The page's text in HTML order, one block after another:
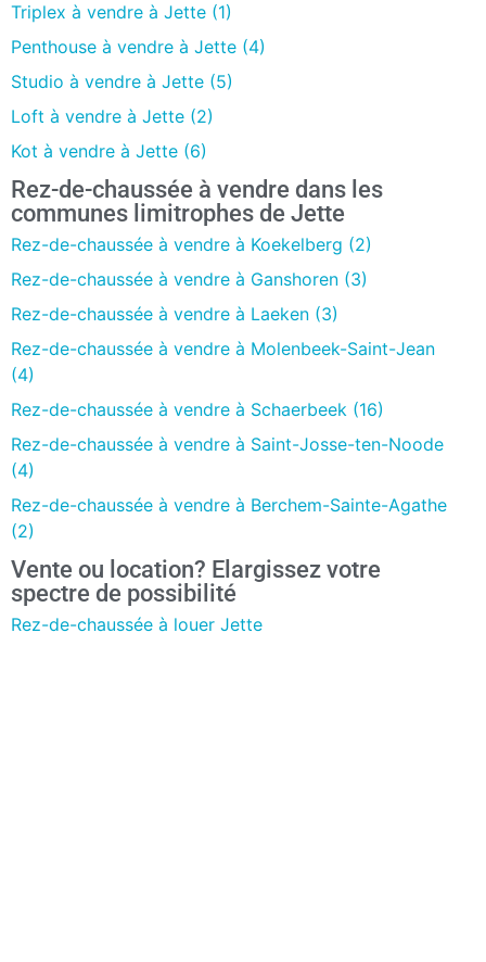
Triplex à vendre à Jette (1)
Penthouse à vendre à Jette (4)
Studio à vendre à Jette (5)
Loft à vendre à Jette (2)
Kot à vendre à Jette (6)
Rez-de-chaussée à vendre dans les
communes limitrophes de Jette
Rez-de-chaussée à vendre à Koekelberg (2)
Rez-de-chaussée à vendre à Ganshoren (3)
Rez-de-chaussée à vendre à Laeken (3)
Rez-de-chaussée à vendre à Molenbeek-Saint-Jean
(4)
Rez-de-chaussée à vendre à Schaerbeek (16)
Rez-de-chaussée à vendre à Saint-Josse-ten-Noode
(4)
Rez-de-chaussée à vendre à Berchem-Sainte-Agathe
(2)
Vente ou location? Elargissez votre
spectre de possibilité
Rez-de-chaussée à louer Jette